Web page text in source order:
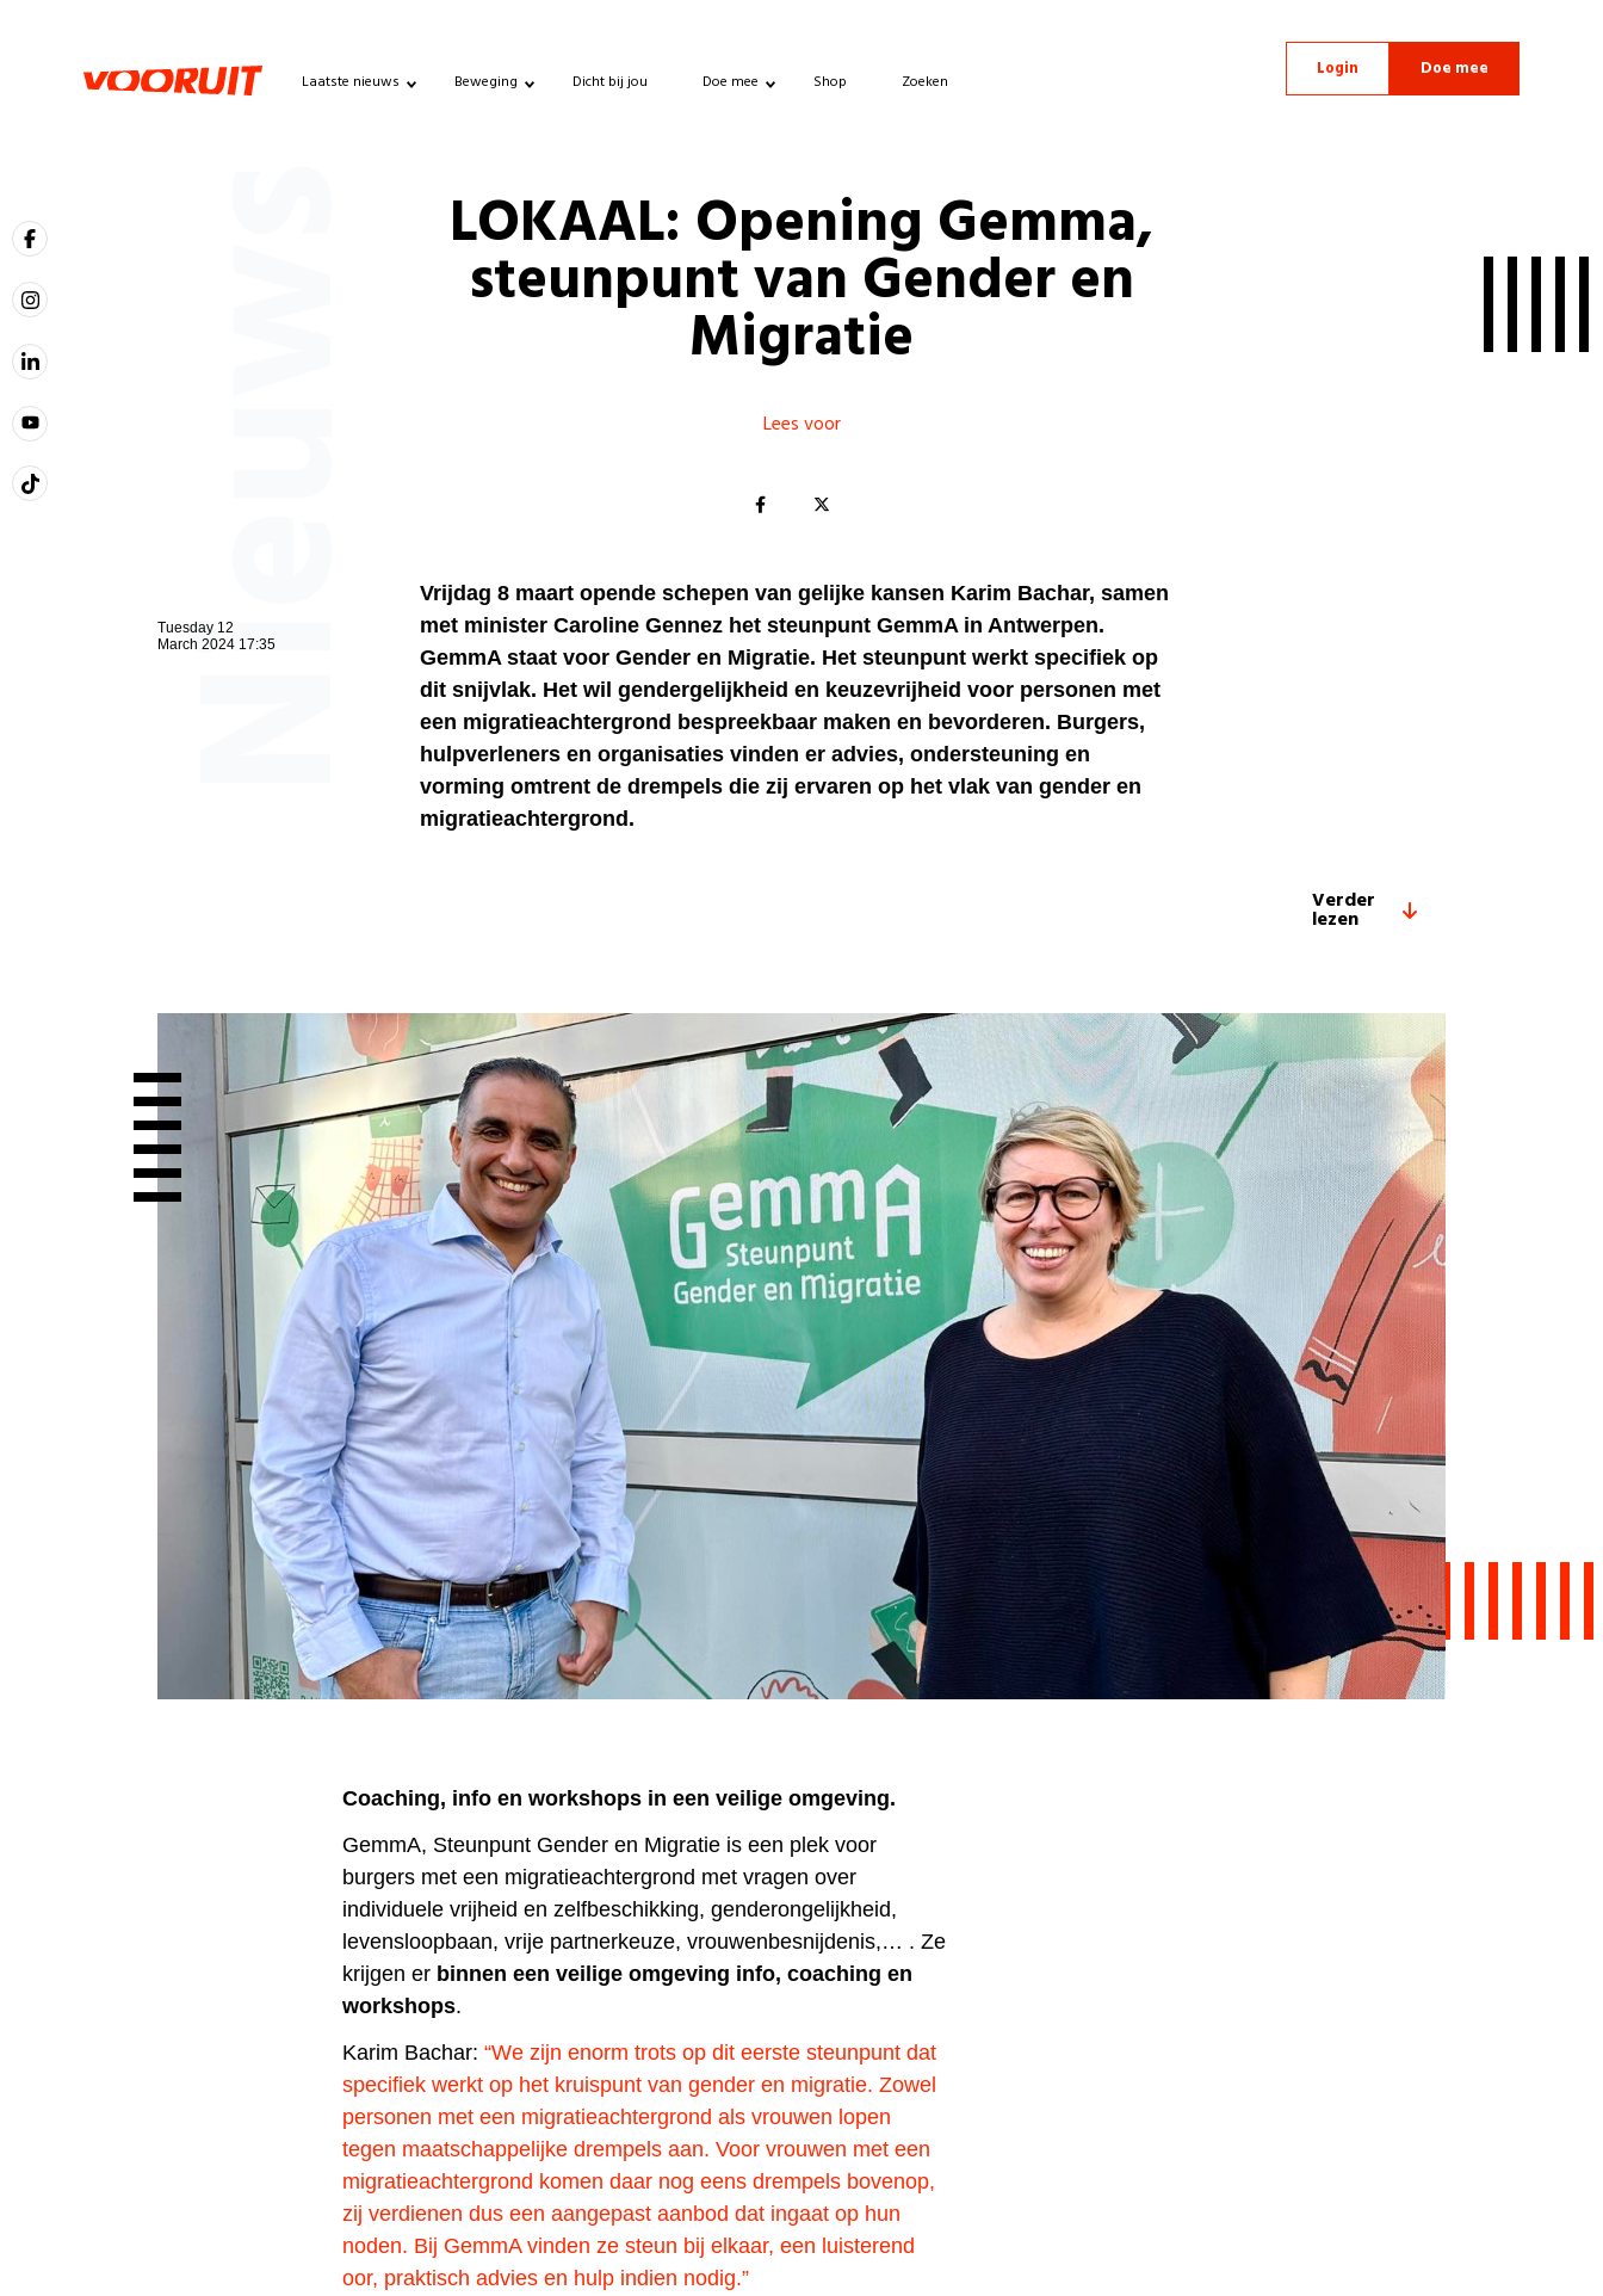
Laatste nieuws Beweging Dicht bij jou Doe mee Shop Zoeken
Login Doe mee
Nieuws LOKAAL: Opening Gemma,
steunpunt van Gender en
Migratie
Lees voor
Tuesday 12
March 2024 17:35
Vrijdag 8 maart opende schepen van gelijke kansen Karim Bachar, samen
met minister Caroline Gennez het steunpunt GemmA in Antwerpen.
GemmA staat voor Gender en Migratie. Het steunpunt werkt specifiek op
dit snijvlak. Het wil gendergelijkheid en keuzevrijheid voor personen met
een migratieachtergrond bespreekbaar maken en bevorderen. Burgers,
hulpverleners en organisaties vinden er advies, ondersteuning en
vorming omtrent de drempels die zij ervaren op het vlak van gender en
migratieachtergrond.
Verder
lezen
Coaching, info en workshops in een veilige omgeving.
GemmA, Steunpunt Gender en Migratie is een plek voor
burgers met een migratieachtergrond met vragen over
individuele vrijheid en zelfbeschikking, genderongelijkheid,
levensloopbaan, vrije partnerkeuze, vrouwenbesnijdenis,… . Ze
krijgen er binnen een veilige omgeving info, coaching en
workshops.
Karim Bachar:“We zijn enorm trots op dit eerste steunpunt dat
specifiek werkt op het kruispunt van gender en migratie. Zowel
personen met een migratieachtergrond als vrouwen lopen
tegen maatschappelijke drempels aan. Voor vrouwen met een
migratieachtergrond komen daar nog eens drempels bovenop,
zij verdienen dus een aangepast aanbod dat ingaat op hun
noden. Bij GemmA vinden ze steun bij elkaar, een luisterend
oor, praktisch advies en hulp indien nodig.”